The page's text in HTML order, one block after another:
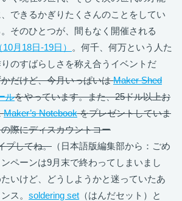
できるかぎりたくさんのことをしてい
そのひとつが、間もなく開催される
月18日-19日）
。何千、何万という人た
のすばらしさを称え合うイベントだ
だけど、今月いっぱいはMaker Shed
ルをやっています。また、25ドル以上お
Maker’s Notebookをプレゼントしていま
際にディスカウントコー
プしてね。 （日本語版編集部から：ごめ
ペーンは9月末で終わってしまいまし
いけど、どうしようかと迷っていたあ
ス。 soldering set （はんだセット）と